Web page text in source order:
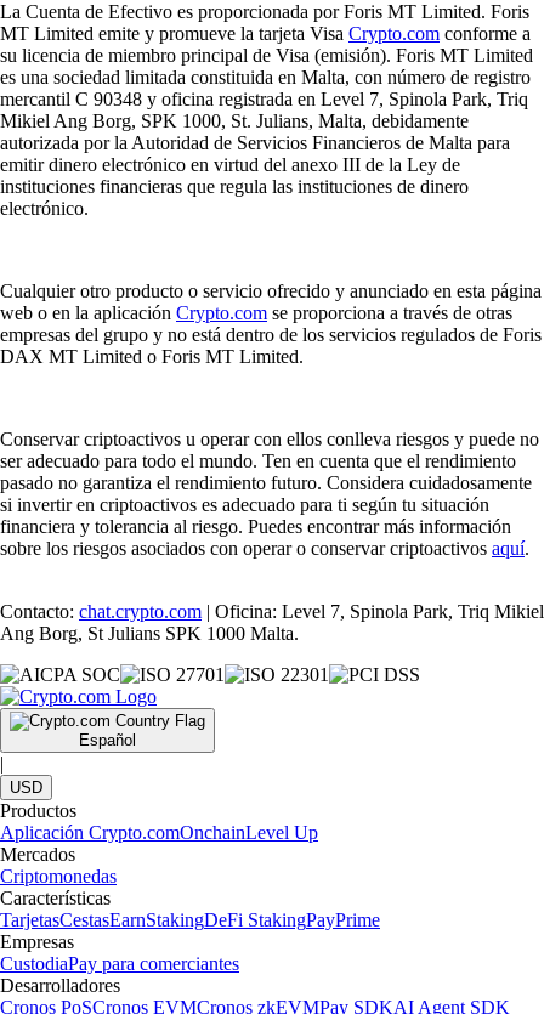
La Cuenta de Efectivo es proporcionada por Foris MT Limited. Foris
MT Limited emite y promueve la tarjeta Visa Crypto.com conforme a
su licencia de miembro principal de Visa (emisión). Foris MT Limited
es una sociedad limitada constituida en Malta, con número de registro
mercantil C 90348 y oficina registrada en Level 7, Spinola Park, Triq
Mikiel Ang Borg, SPK 1000, St. Julians, Malta, debidamente
autorizada por la Autoridad de Servicios Financieros de Malta para
emitir dinero electrónico en virtud del anexo III de la Ley de
instituciones financieras que regula las instituciones de dinero
electrónico.
Cualquier otro producto o servicio ofrecido y anunciado en esta página
web o en la aplicación Crypto.com se proporciona a través de otras
empresas del grupo y no está dentro de los servicios regulados de Foris
DAX MT Limited o Foris MT Limited.
Conservar criptoactivos u operar con ellos conlleva riesgos y puede no
ser adecuado para todo el mundo. Ten en cuenta que el rendimiento
pasado no garantiza el rendimiento futuro. Considera cuidadosamente
si invertir en criptoactivos es adecuado para ti según tu situación
financiera y tolerancia al riesgo. Puedes encontrar más información
sobre los riesgos asociados con operar o conservar criptoactivos aquí.
Contacto: chat.crypto.com | Oficina: Level 7, Spinola Park, Triq Mikiel
Ang Borg, St Julians SPK 1000 Malta.
Español
|
USD
Productos
Aplicación Crypto.comOnchainLevel Up
Mercados
Criptomonedas
Características
TarjetasCestasEarnStakingDeFi StakingPayPrime
Empresas
CustodiaPay para comerciantes
Desarrolladores
Cronos PoSCronos EVMCronos zkEVMPay SDKAI Agent SDK